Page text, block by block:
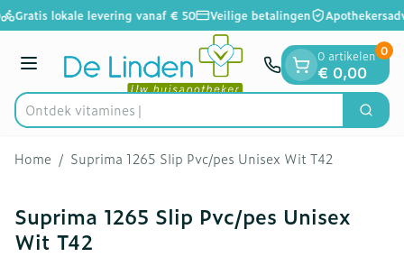
Ga naar de inhoud
1 van 1
Gratis lokale levering vanaf € 50 Veilige betalingen
Menu
Product, merk, categorie...
Ontdek Zoek
0 artikelen
€ 0,00
0
Home / Suprima 1265 Slip Pvc/pes Unisex Wit T42
Suprima 1265 Slip Pvc/pes Unisex
Wit T42